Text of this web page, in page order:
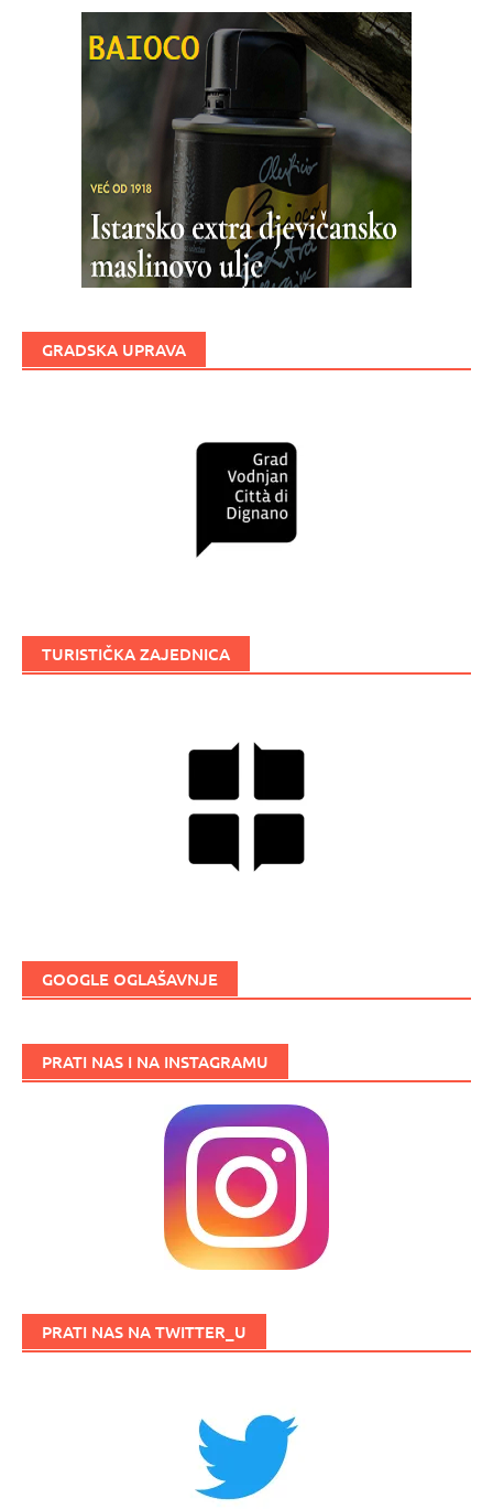
GRADSKA UPRAVA
TURISTIČKA ZAJEDNICA
GOOGLE OGLAŠAVNJE
PRATI NAS I NA INSTAGRAMU
PRATI NAS NA TWITTER_U